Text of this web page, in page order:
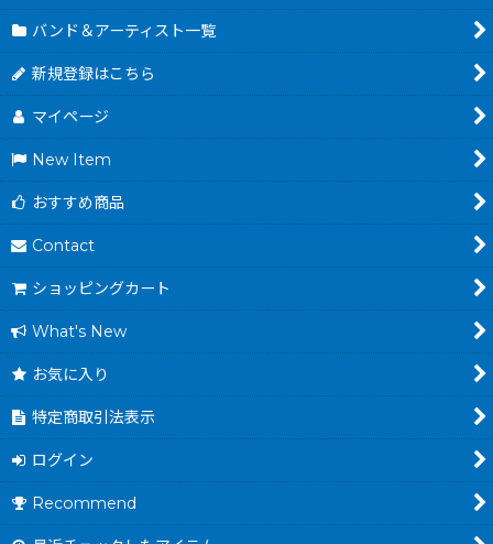
バンド＆アーティスト一覧
新規登録はこちら
マイページ
New Item
おすすめ商品
Contact
ショッピングカート
What's New
お気に入り
特定商取引法表示
ログイン
Recommend